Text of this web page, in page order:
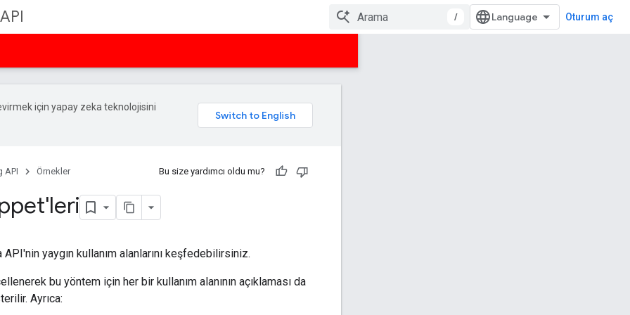
/ Oturum aç
için yapay zeka teknolojisini
API Örnekler Bu size yardımcı oldu mu?